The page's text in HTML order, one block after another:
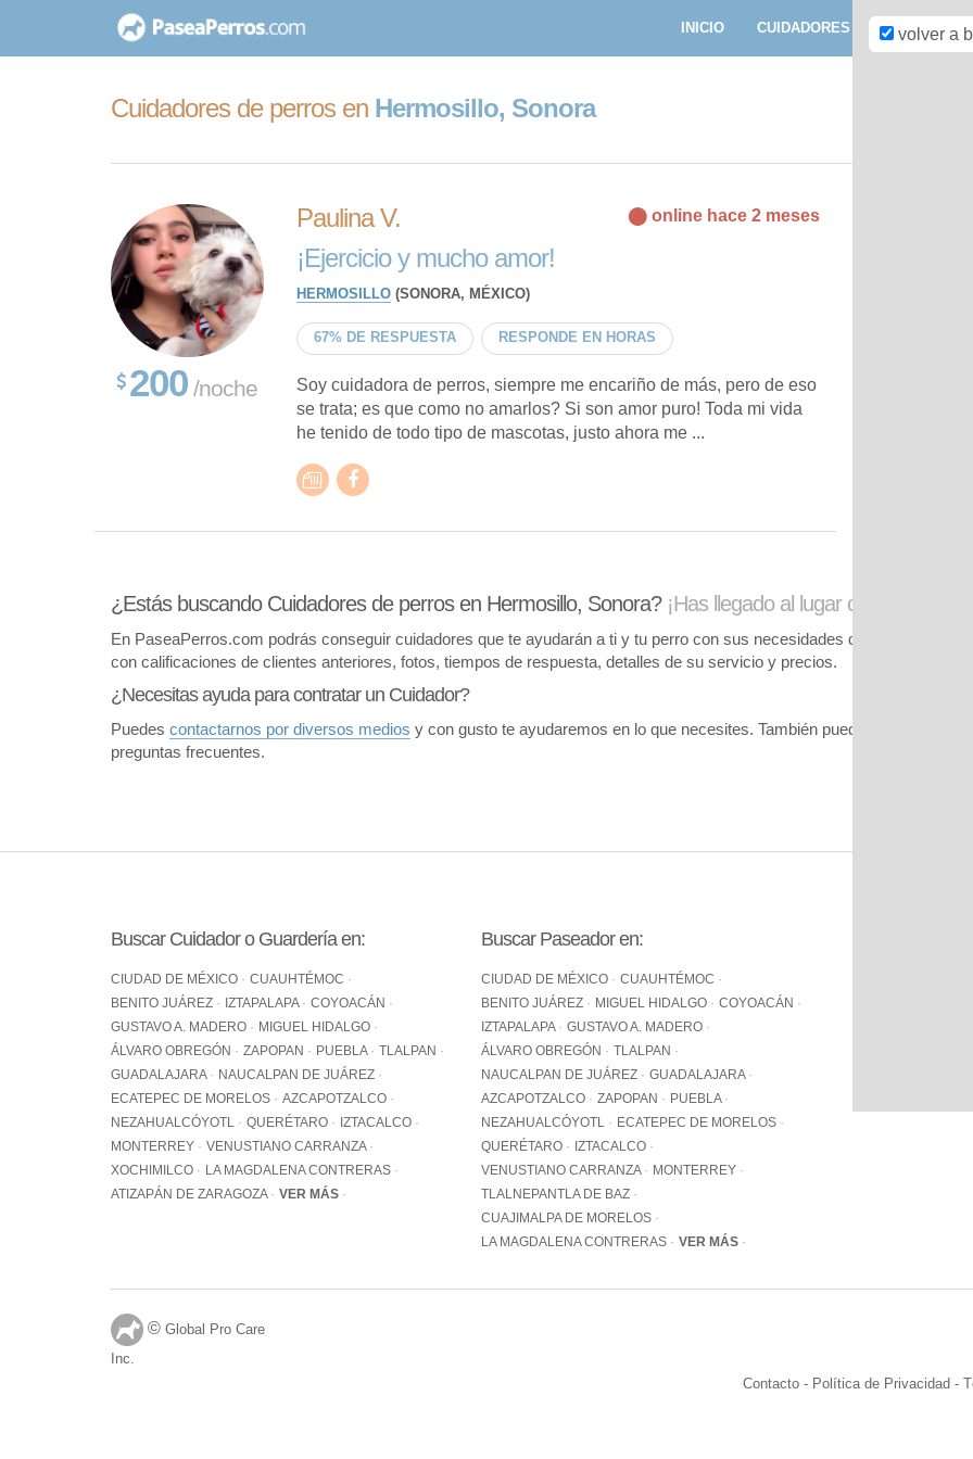
contenido
INICIO CUIDADORES
Cuidadores de perros en Hermosillo, Sonora
200 /noche
Paulina V. ⬤ online hace 2 meses
¡Ejercicio y mucho amor!
HERMOSILLO(SONORA, MÉXICO)
67% DE RESPUESTA RESPONDE EN HORAS
Soy cuidadora de perros, siempre me encariño de más, pero de eso
se trata; es que como no amarlos? Si son amor puro! Toda mi vida
he tenido de todo tipo de mascotas, justo ahora me ...
volver a
¿Estás buscando Cuidadores de perros en Hermosillo, Sonora? ¡Has llegado al lugar correcto!
En PaseaPerros.com podrás conseguir cuidadores que te ayudarán a ti y tu perro con sus necesidades de cuidado.
con calificaciones de clientes anteriores, fotos, tiempos de respuesta, detalles de su servicio y precios.
¿Necesitas ayuda para contratar un Cuidador?
Puedes contactarnos por diversos medios y con gusto te ayudaremos en lo que necesites. También puedes visitar
preguntas frecuentes.
Buscar Cuidador o Guardería en:
CIUDAD DE MÉXICO
CUAUHTÉMOC
BENITO JUÁREZ
IZTAPALAPA
COYOACÁN
GUSTAVO A. MADERO
MIGUEL HIDALGO
ÁLVARO OBREGÓN
ZAPOPAN PUEBLA
TLALPAN
GUADALAJARA
NAUCALPAN DE JUÁREZ
ECATEPEC DE MORELOS
AZCAPOTZALCO
NEZAHUALCÓYOTL
QUERÉTARO
IZTACALCO
MONTERREY
VENUSTIANO CARRANZA
XOCHIMILCO
LA MAGDALENA CONTRERAS
ATIZAPÁN DE ZARAGOZA
VER MÁS
Buscar Paseador en:
CIUDAD DE MÉXICO
CUAUHTÉMOC
BENITO JUÁREZ
MIGUEL HIDALGO
COYOACÁN
IZTAPALAPA
GUSTAVO A. MADERO
ÁLVARO OBREGÓN
TLALPAN
NAUCALPAN DE JUÁREZ
GUADALAJARA
AZCAPOTZALCO
ZAPOPAN
PUEBLA
NEZAHUALCÓYOTL
ECATEPEC DE MORELOS
QUERÉTARO
IZTACALCO
VENUSTIANO CARRANZA
MONTERREY
TLALNEPANTLA DE BAZ
CUAJIMALPA DE MORELOS
LA MAGDALENA CONTRERAS
VER MÁS
Contacto - Política de Privacidad -
© Global Pro Care
Inc.